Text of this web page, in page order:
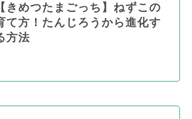
【きめつたまごっち】ねずこの
て方！たんじろうから進化す
方法